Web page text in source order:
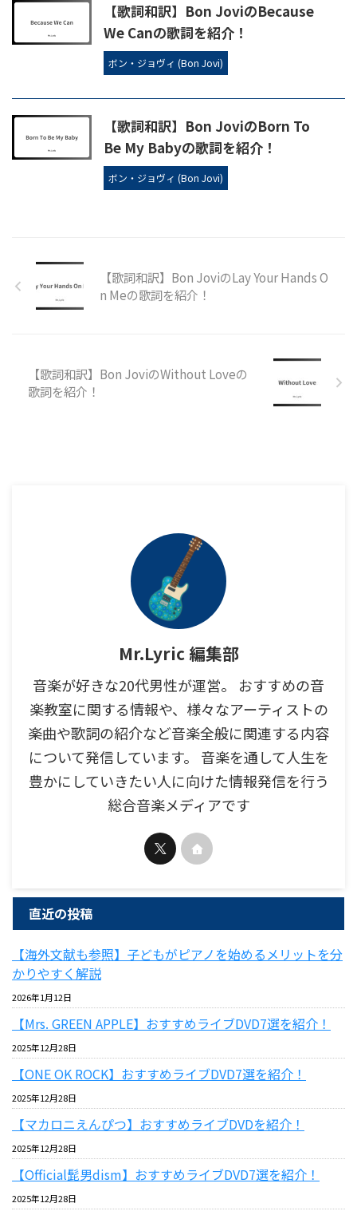
【歌詞和訳】Bon JoviのBecause
We Canの歌詞を紹介！
ボン・ジョヴィ (Bon Jovi)
【歌詞和訳】Bon JoviのBorn To
Be My Babyの歌詞を紹介！
ボン・ジョヴィ (Bon Jovi)
【歌詞和訳】Bon JoviのLay Your Hands O
n Meの歌詞を紹介！
【歌詞和訳】Bon JoviのWithout Loveの
歌詞を紹介！
Mr.Lyric 編集部
音楽が好きな20代男性が運営。 おすすめの音
楽教室に関する情報や、様々なアーティストの
楽曲や歌詞の紹介など音楽全般に関連する内容
について発信しています。 音楽を通して人生を
豊かにしていきたい人に向けた情報発信を行う
総合音楽メディアです
直近の投稿
【海外文献も参照】子どもがピアノを始めるメリットを分
かりやすく解説
2026年1月12日
【Mrs. GREEN APPLE】おすすめライブDVD7選を紹介！
2025年12月28日
【ONE OK ROCK】おすすめライブDVD7選を紹介！
2025年12月28日
【マカロニえんぴつ】おすすめライブDVDを紹介！
2025年12月28日
【Official髭男dism】おすすめライブDVD7選を紹介！
2025年12月28日